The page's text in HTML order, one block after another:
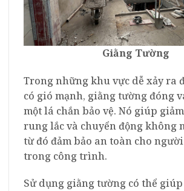
Giằng Tường
Trong những khu vực dễ xảy ra
có gió mạnh, giằng tường đóng
một lá chắn bảo vệ. Nó giúp
rung lắc và chuyển động không
từ đó đảm bảo an toàn cho
trong công trình.
Sử dụng giằng tường có thể